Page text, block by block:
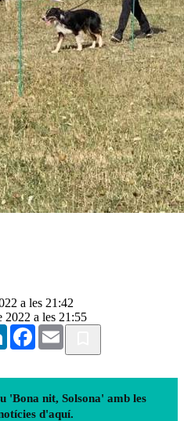
a les 21:42
2022 a les 21:55
LinkedInFacebook
Email
'Bona nit, Solsona' amb les
d'aquí.